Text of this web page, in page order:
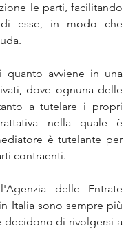
le parti, facilitando
esse, in modo che
quanto avviene in una
dove ognuna delle
a tutelare i propri
nella quale è
è tutelante per
contraenti.
delle Entrate
Italia sono sempre più
decidono di rivolgersi a